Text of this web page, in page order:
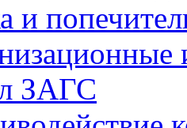
и
ЗАГС